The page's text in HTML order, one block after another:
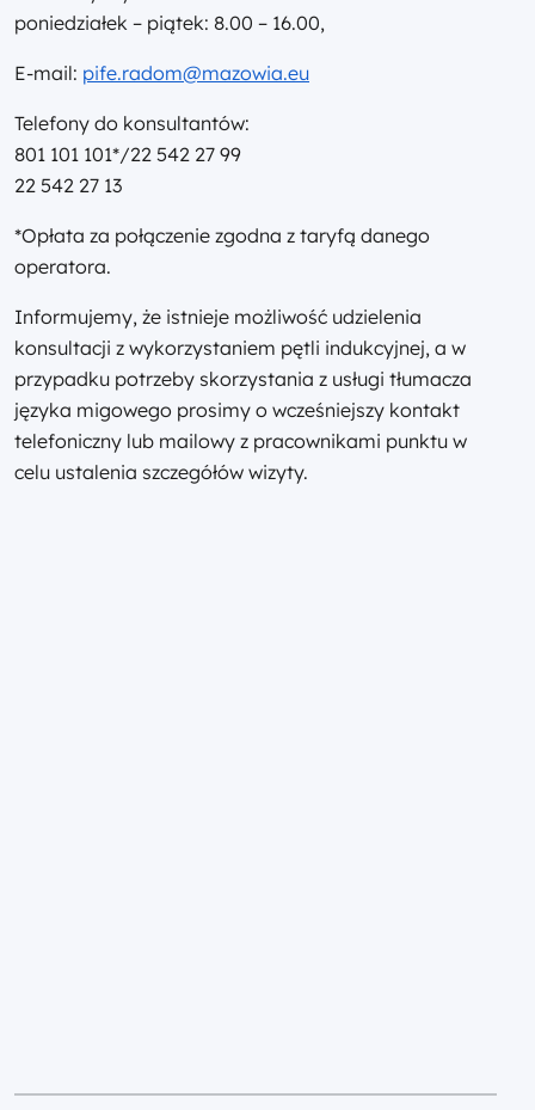
poniedziałek – piątek: 8.00 – 16.00,
E-mail: pife.radom@mazowia.eu
Telefony do konsultantów:
801 101 101*/22 542 27 99
22 542 27 13
*Opłata za połączenie zgodna z taryfą danego
operatora.
Informujemy, że istnieje możliwość udzielenia
konsultacji z wykorzystaniem pętli indukcyjnej, a w
przypadku potrzeby skorzystania z usługi tłumacza
języka migowego prosimy o wcześniejszy kontakt
telefoniczny lub mailowy z pracownikami punktu w
celu ustalenia szczegółów wizyty.